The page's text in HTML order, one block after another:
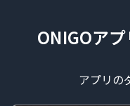
ONIGOア
アプリの